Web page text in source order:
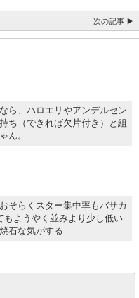
次の記事 ▶
ら、ハロエリやアンデルセン
ち（できれば欠片付き）と組
ん。
そらくスター集中率もバサカ
ようやく並みより少し低い
石な気がする